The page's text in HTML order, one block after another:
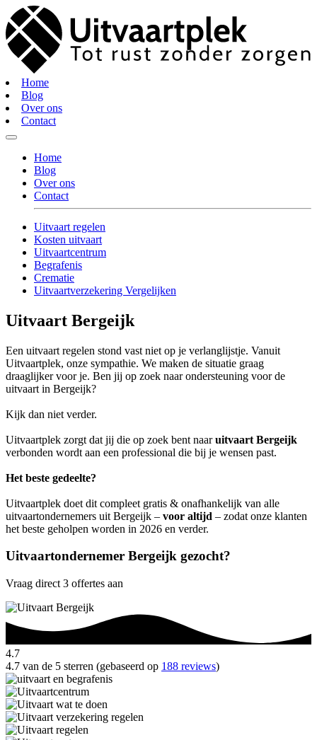
Home
Blog
Over ons
Contact
Home
Blog
Over ons
Contact
Uitvaart regelen
Kosten uitvaart
Uitvaartcentrum
Begrafenis
Crematie
Uitvaartverzekering Vergelijken
Uitvaart Bergeijk
Een uitvaart regelen stond vast niet op je verlanglijstje. Vanuit
Uitvaartplek, onze sympathie. We maken de situatie graag
draaglijker voor je. Ben jij op zoek naar ondersteuning voor de
uitvaart in Bergeijk?
Kijk dan niet verder.
Uitvaartplek zorgt dat jij die op zoek bent naaruitvaart Bergeijk
verbonden wordt aan een professional die bij je wensen past.
Het beste gedeelte?
Uitvaartplek doet dit compleet gratis & onafhankelijk van alle
uitvaartondernemers uit Bergeijk – voor altijd – zodat onze klanten
het beste geholpen worden in 2026 en verder.
Uitvaartondernemer Bergeijk gezocht?
Vraag direct 3 offertes aan
4.7
4.7 van de 5 sterren (gebaseerd op 188 reviews)